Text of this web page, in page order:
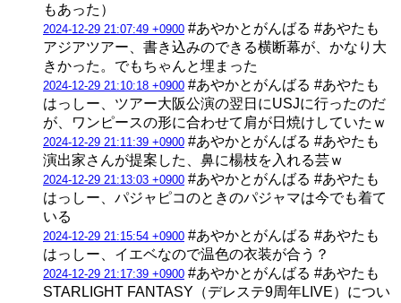
もあった）
2024-12-29 21:07:49 +0900 #あやかとがんばる #あやたも
アジアツアー、書き込みのできる横断幕が、かなり大
きかった。でもちゃんと埋まった
2024-12-29 21:10:18 +0900 #あやかとがんばる #あやたも
はっしー、ツアー大阪公演の翌日にUSJに行ったのだ
が、ワンピースの形に合わせて肩が日焼けしていたｗ
2024-12-29 21:11:39 +0900 #あやかとがんばる #あやたも
演出家さんが提案した、鼻に楊枝を入れる芸ｗ
2024-12-29 21:13:03 +0900 #あやかとがんばる #あやたも
はっしー、パジャピコのときのパジャマは今でも着て
いる
2024-12-29 21:15:54 +0900 #あやかとがんばる #あやたも
はっしー、イエベなので温色の衣装が合う？
2024-12-29 21:17:39 +0900 #あやかとがんばる #あやたも
STARLIGHT FANTASY（デレステ9周年LIVE）につい